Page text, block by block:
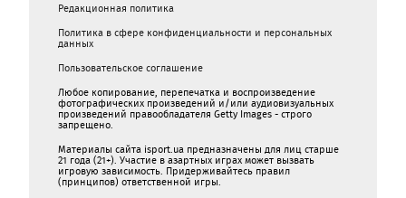
Редакционная политика
Политика в сфере конфиденциальности и персональных
данных
Пользовательское соглашение
Любое копирование, перепечатка и воспроизведение
фотографических произведений и/или аудиовизуальных
произведений правообладателя Getty Images - строго
запрещено.
Материалы сайта isport.ua предназначены для лиц старше
21 года (21+). Участие в азартных играх может вызвать
игровую зависимость. Придерживайтесь правил
(принципов) ответственной игры.